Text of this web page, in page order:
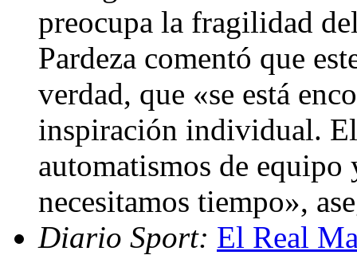
preocupa la fragilidad
Pardeza comentó que
verdad, que «se está
inspiración individual.
automatismos de
necesitamos tiempo»,
Diario Sport: El Real